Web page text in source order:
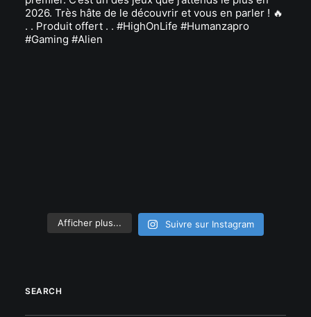
Afficher plus... Suivre sur Instagram
SEARCH